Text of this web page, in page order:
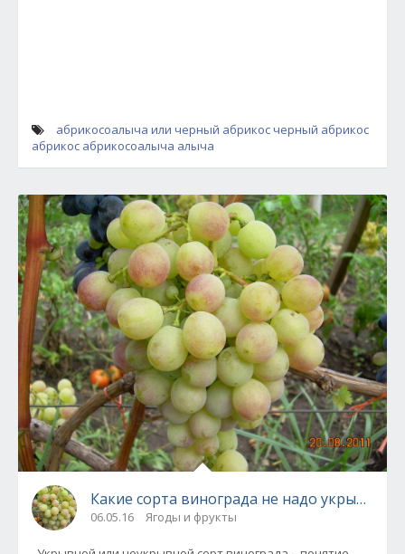
абрикосоалыча или черный абрикосчерный абрикос
абрикос абрикосоалыча алыча
Какие сорта винограда не надо укрывать.
06.05.16 Ягоды и фрукты